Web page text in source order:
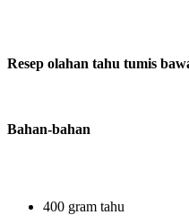
Resep olahan tahu tumis
Bahan-bahan
400 gram tahu